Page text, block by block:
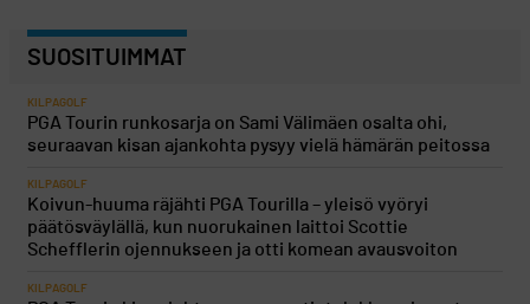
SUOSITUIMMAT
KILPAGOLF
PGA Tourin runkosarja on Sami Välimäen osalta ohi,
seuraavan kisan ajankohta pysyy vielä hämärän peitossa
KILPAGOLF
Koivun-huuma räjähti PGA Tourilla – yleisö vyöryi
päätösväylällä, kun nuorukainen laittoi Scottie
Schefflerin ojennukseen ja otti komean avausvoiton
KILPAGOLF